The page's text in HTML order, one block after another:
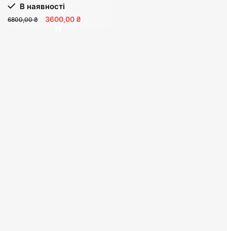
В наявності
6800,00 ₴ 3600,00 ₴